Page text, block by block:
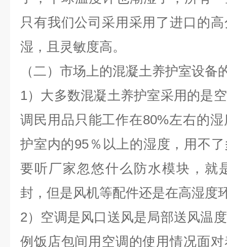
只有我们公司采用采用了进口的
湿，且灵敏度高。
（二）市场上的混凝土养护室设备
1）大多数混凝土养护室采用的是
调民用品只能工作在80%左右的
护室内的95 ％以上的湿度，用不
要听厂家忽悠什么防水模块，就
封，但是风机等配件还是在高湿度
2）空调是风口送风是局部送风温
例饭店包间用空调的使用情况面